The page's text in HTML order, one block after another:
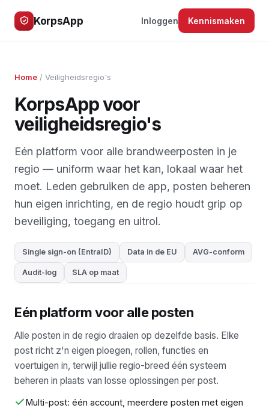
KorpsApp Inloggen Kennismaken
Home / Veiligheidsregio's
KorpsApp voor
veiligheidsregio's
Eén platform voor alle brandweerposten in je
regio — uniform waar het kan, lokaal waar het
moet. Leden gebruiken de app, posten beheren
hun eigen inrichting, en de regio houdt grip op
beveiliging, toegang en uitrol.
Single sign-on (EntraID) Data in de EU AVG-conform
Audit-log SLA op maat
Eén platform voor alle posten
Alle posten in de regio draaien op dezelfde basis. Elke
post richt z'n eigen ploegen, rollen, functies en
voertuigen in, terwijl jullie regio-breed één systeem
beheren in plaats van losse oplossingen per post.
Multi-post: één account, meerdere posten met eigen